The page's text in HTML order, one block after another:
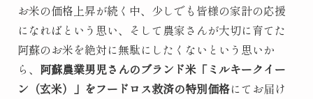
お米の価格上昇が続く中、少しでも皆様の家計の応援
になればという思い、そして農家さんが大切に育てた
阿蘇のお米を絶対に無駄にしたくないという思いか
ら、 阿蘇農業男児さんのブランド米「ミルキークイー
ン（玄米）」をフードロス救済の特別価格にてお届け